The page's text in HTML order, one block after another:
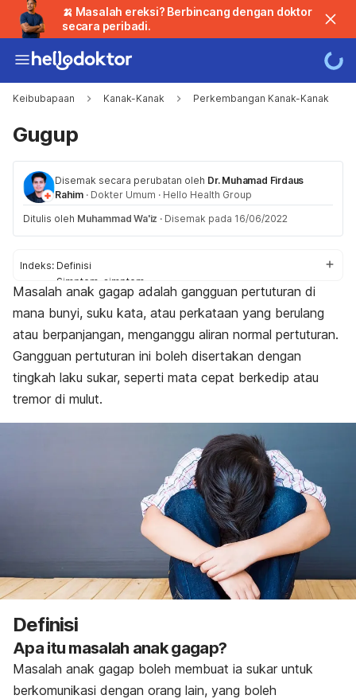
🍌 Masalah ereksi? Berbincang dengan doktor
secara peribadi.
Keibubapaan Kanak-Kanak Perkembangan Kanak-Kanak
Gugup
Disemak secara perubatan oleh Dr. Muhamad Firdaus
Rahim · Dokter Umum · Hello Health Group
Ditulis oleh Muhammad Wa'iz · Disemak pada 16/06/2022
Indeks: Definisi
Simptom-simptom
Punca
Faktor-faktor Risiko
Diagnosis dan Rawatan
Perubahan gaya hidup & rawatan sampingan
Masalah anak gagap adalah gangguan pertuturan di
mana bunyi, suku kata, atau perkataan yang berulang
atau berpanjangan, menganggu aliran normal pertuturan.
Gangguan pertuturan ini boleh disertakan dengan
tingkah laku sukar, seperti mata cepat berkedip atau
tremor di mulut.
Definisi
Apa itu masalah anak gagap?
Masalah anak gagap boleh membuat ia sukar untuk
berkomunikasi dengan orang lain, yang boleh